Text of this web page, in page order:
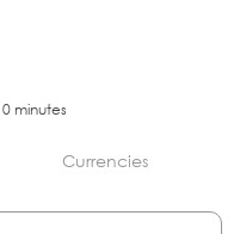
minutes
Currencies